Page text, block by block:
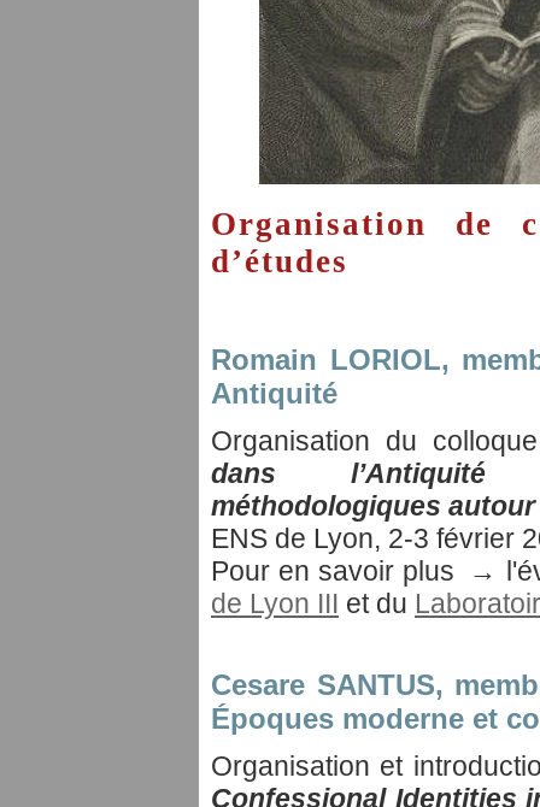
Organisation de
d’études
Romain LORIOL,
Antiquité
Organisation du
dans l’Antiquité
méthodologiques autour
ENS de Lyon, 2-3 février
Pour en savoir plus →
de Lyon III et du
Cesare SANTUS,
Époques moderne et
Organisation et
Confessional Identities